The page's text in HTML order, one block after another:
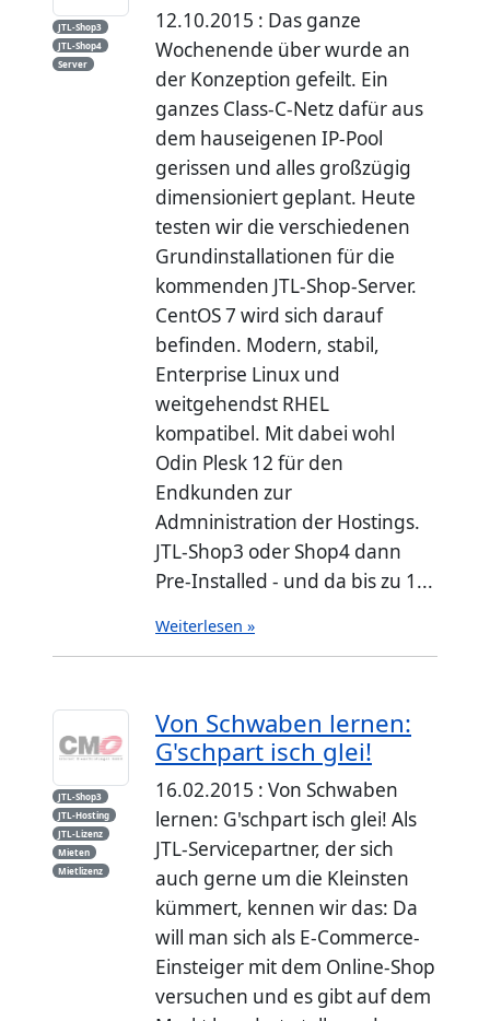
JTL-Shop3
JTL-Shop4
Server
12.10.2015 : Das ganze
Wochenende über wurde an
der Konzeption gefeilt. Ein
ganzes Class-C-Netz dafür aus
dem hauseigenen IP-Pool
gerissen und alles großzügig
dimensioniert geplant. Heute
testen wir die verschiedenen
Grundinstallationen für die
kommenden JTL-Shop-Server.
CentOS 7 wird sich darauf
befinden. Modern, stabil,
Enterprise Linux und
weitgehendst RHEL
kompatibel. Mit dabei wohl
Odin Plesk 12 für den
Endkunden zur
Admninistration der Hostings.
JTL-Shop3 oder Shop4 dann
Pre-Installed - und da bis zu 1...
Weiterlesen »
JTL-Shop3
JTL-Hosting
JTL-Lizenz
Mieten
Mietlizenz
Von Schwaben lernen:
G'schpart isch glei!
16.02.2015 : Von Schwaben
lernen: G'schpart isch glei! Als
JTL-Servicepartner, der sich
auch gerne um die Kleinsten
kümmert, kennen wir das: Da
will man sich als E-Commerce-
Einsteiger mit dem Online-Shop
versuchen und es gibt auf dem